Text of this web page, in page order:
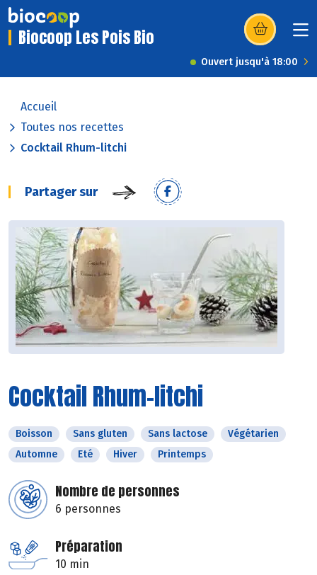
Biocoop Les Pois Bio (s’ouvre dans
Ouvert jusqu'à 18:00
Accueil
Toutes nos recettes
Cocktail Rhum-litchi
Partager sur
Cocktail Rhum-litchi
Boisson Sans gluten Sans lactose
Végétarien
Automne
Eté Hiver Printemps
Nombre de personnes
6 personnes
Préparation
10 min